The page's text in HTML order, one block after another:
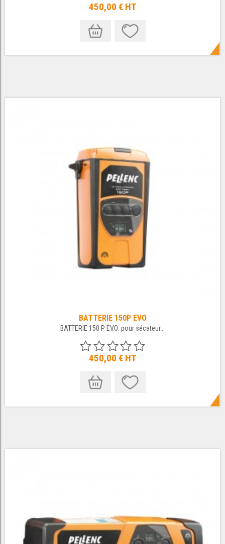
450,00 € HT
BATTERIE 150P EVO
BATTERIE 150 P EVO: pour sécateur...
450,00 € HT